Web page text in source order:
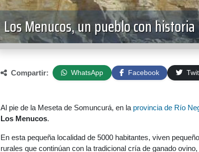
Los Menucos, un pueblo con historia
Compartir: WhatsApp Facebook
Al pie de la Meseta de Somuncurá, en la provincia de Río
Los Menucos.
En esta pequeña localidad de 5000 habitantes, viven
rurales que continúan con la tradicional cría de ganado